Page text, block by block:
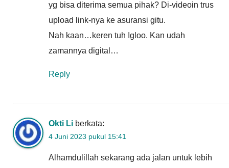
yg bisa diterima semua pihak? Di-videoin trus
upload link-nya ke asuransi gitu.
Nah kaan…keren tuh Igloo. Kan udah
zamannya digital…
Reply
Okti Li berkata:
4 Juni 2023 pukul 15:41
Alhamdulillah sekarang ada jalan untuk lebih